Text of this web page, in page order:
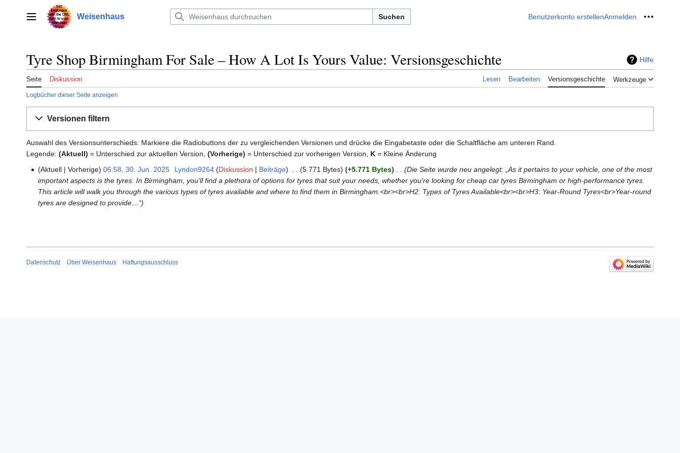
springenHauptmenü Weisenhaus Suchen Benutzerkonto erstellenAnmelden Meine
Tyre Shop Birmingham For Sale – How A Lot Is Yours Value: Versionsgeschichte Hilfe
Seite Diskussion Lesen Bearbeiten Versionsgeschichte Werkzeuge
Logbücher dieser Seite anzeigen
Versionen filtern
Auswahl des Versionsunterschieds: Markiere die Radiobuttons der zu vergleichenden Versionen und drücke die Eingabetaste oder die Schaltfläche am unteren Rand.
Legende: (Aktuell) = Unterschied zur aktuellen Version, (Vorherige) = Unterschied zur vorherigen Version, K = Kleine Änderung
30.
Juni
2025
Aktuell Vorherige 06:58, 30. Jun. 2025 Lyndon9264 Diskussion Beiträge 5.771 Bytes +5.771 Bytes
Die Seite wurde neu angelegt: „As it pertains to your vehicle, one of the most
important aspects is the tyres. In Birmingham, you'll find a plethora of options for tyres that suit your needs, whether you're looking for cheap car tyres Birmingham or high-performance tyres.
This article will walk you through the various types of tyres available and where to find them in Birmingham.<br><br>H2: Types of Tyres Available<br><br>H3: Year-Round Tyres<br>Year-round
tyres are designed to provide…“
Datenschutz Über Weisenhaus Haftungsausschluss